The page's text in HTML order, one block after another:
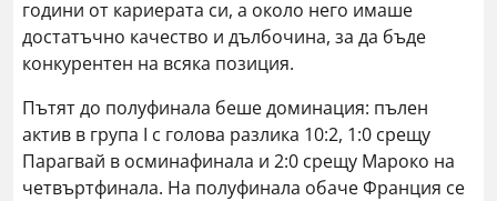
години от кариерата си, а около него имаше
достатъчно качество и дълбочина, за да бъде
конкурентен на всяка позиция.
Пътят до полуфинала беше доминация: пълен
актив в група I с голова разлика 10:2, 1:0 срещу
Парагвай в осминафинала и 2:0 срещу Мароко на
четвъртфинала. На полуфинала обаче Франция се